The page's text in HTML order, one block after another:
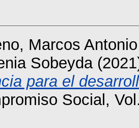
Marcos Antonio
Sobeyda
para el
Social,